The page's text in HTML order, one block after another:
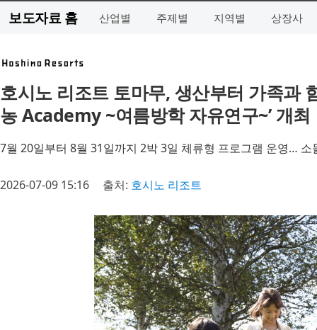
보도자료 홈 산업별 주제별 지역별 상장사
호시노 리조트 토마무, 생산부터 가족과
농 Academy ~여름방학 자유연구~’ 개최
7월 20일부터 8월 31일까지 2박 3일 체류형 프로그램 운영…
2026-07-09 15:16 출처: 호시노 리조트